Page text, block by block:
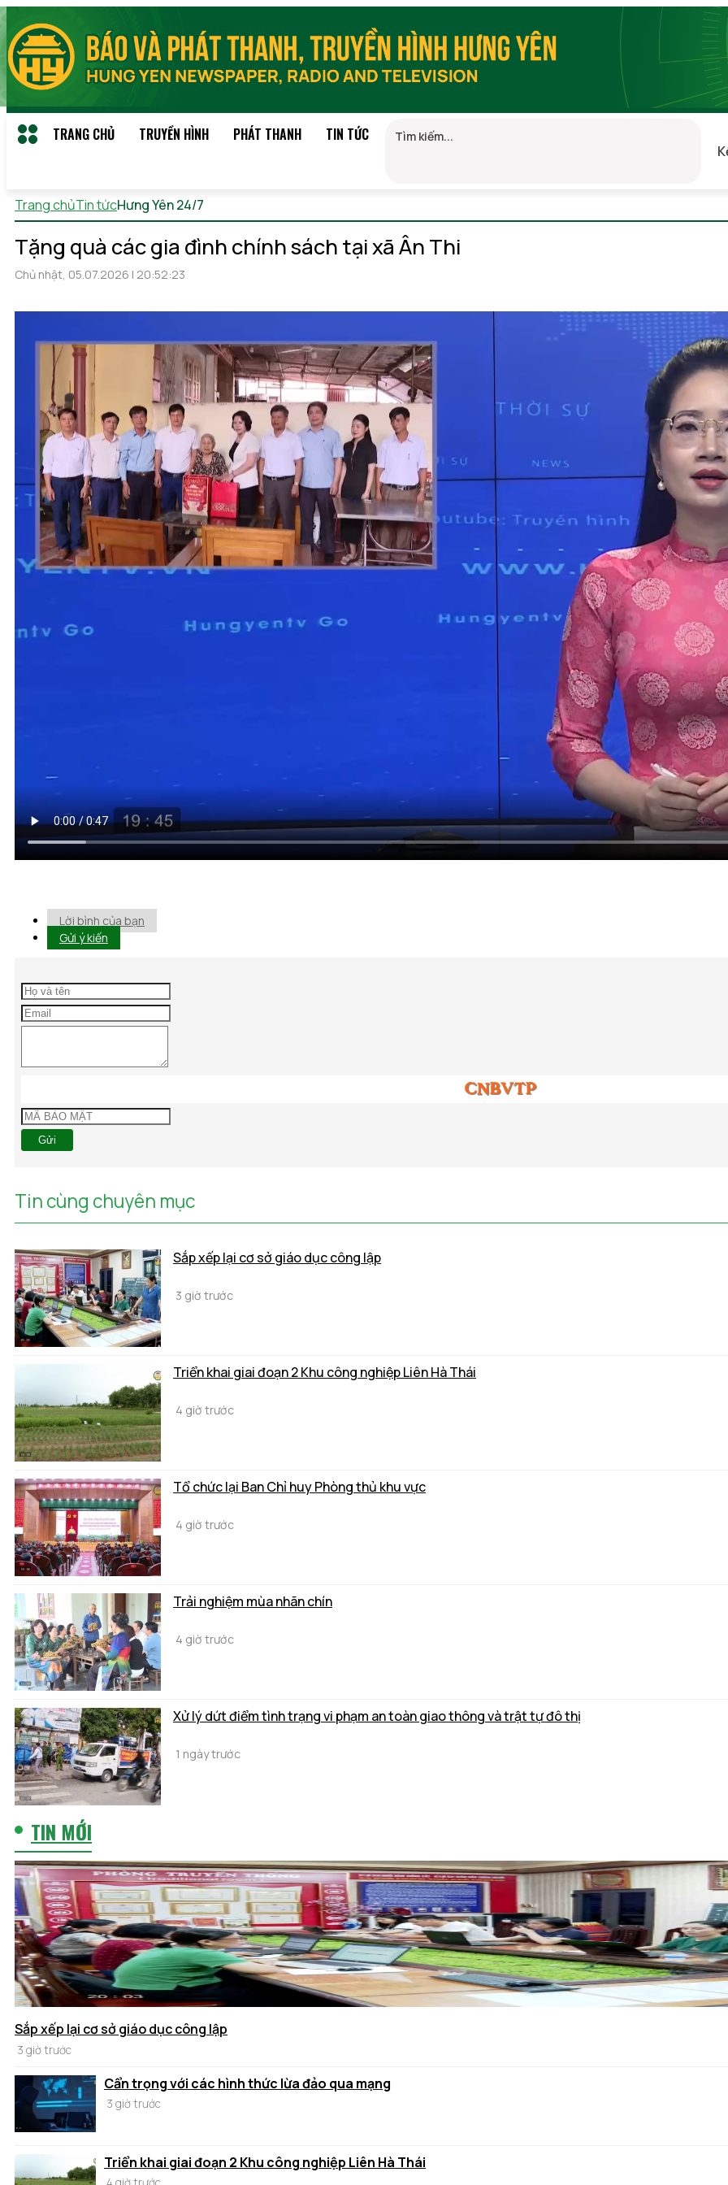
TRANG CHỦ TRUYỀN HÌNH PHÁT THANH TIN TỨC
Trang chủTin tứcHưng Yên 24/7
Tặng quà các gia đình chính sách tại xã Ân Thi
Chủ nhật, 05.07.2026 | 20:52:23
Lời bình của bạn
Gửi ý kiến
Gửi
Tin cùng chuyên mục
Sắp xếp lại cơ sở giáo dục công lập
3 giờ trước
Triển khai giai đoạn 2 Khu công nghiệp Liên Hà Thái
4 giờ trước
Tổ chức lại Ban Chỉ huy Phòng thủ khu vực
4 giờ trước
Trải nghiệm mùa nhãn chín
4 giờ trước
Xử lý dứt điểm tình trạng vi phạm an toàn giao thông và trật tự đô thị
1 ngày trước
TIN MỚI
Sắp xếp lại cơ sở giáo dục công lập
3 giờ trước
Cẩn trọng với các hình thức lừa đảo qua mạng
3 giờ trước
Triển khai giai đoạn 2 Khu công nghiệp Liên Hà Thái